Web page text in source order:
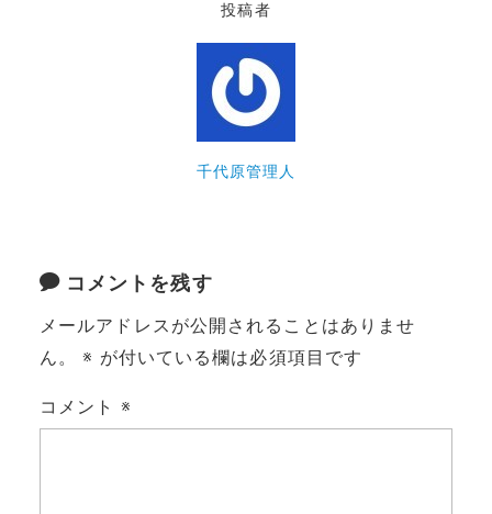
投稿者
千代原管理人
コメントを残す
メールアドレスが公開されることはありませ
ん。
※ が付いている欄は必須項目です
コメント ※